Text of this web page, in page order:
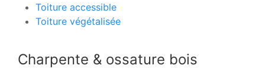
Toiture accessible
Toiture végétalisée
Charpente & ossature bois